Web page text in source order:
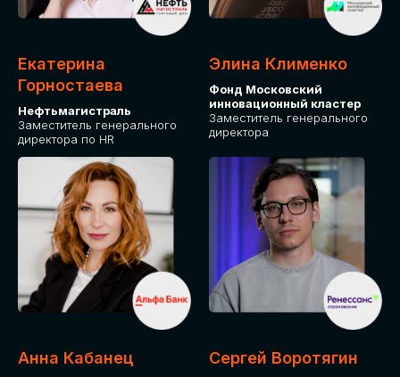
Екатерина
Горностаева
Нефтьмагистраль
Заместитель генерального
директора по HR
Элина Клименко
Фонд Московский
инновационный кластер
Заместитель генерального
директора
Анна Кабанец Сергей Воротягин
Приглашаем стать партнером GLOBAL
TECH FORUM и презентовать ваши
решения целевой аудитории. Будем
рады сотрудничеству!
ПОДАТЬ ЗАЯВКУ
СТОИМОСТЬ
УЧАСТИЯ